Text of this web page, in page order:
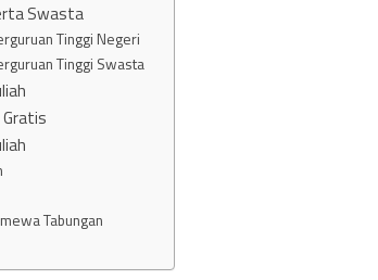
Swasta
Tinggi Negeri
Tinggi Swasta
Tabungan